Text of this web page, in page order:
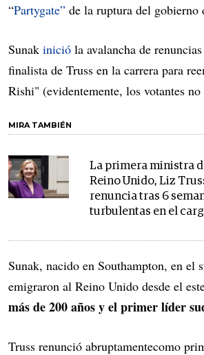
“Partygate” de la ruptura del gobierno
Sunak inició la avalancha de
finalista de Truss en la carrera para
Rishi" (evidentemente, los votantes no
MIRA TAMBIÉN
La primera ministra
Reino Unido, Liz
renuncia tras 6
turbulentas en el
Sunak, nacido en Southampton, en el
emigraron al Reino Unido desde el
más de 200 años y el primer líder
Truss renunció abruptamentecomo